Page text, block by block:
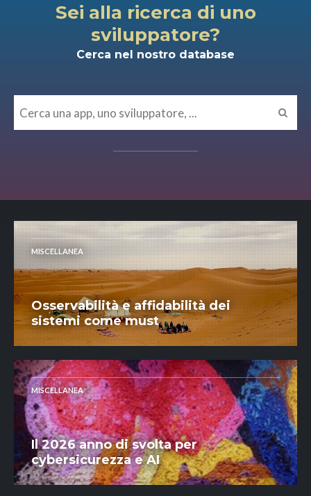
Sei alla ricerca di uno
sviluppatore?
Cerca nel nostro database
MISCELLANEA
Osservabilità e affidabilità dei
sistemi come must
MISCELLANEA
Il 2026 anno di svolta per
cybersicurezza e AI